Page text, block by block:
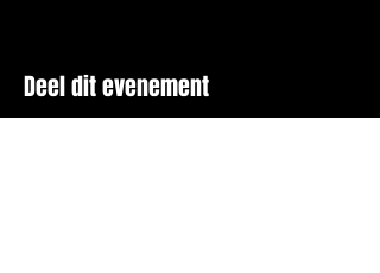
Deel dit evenement